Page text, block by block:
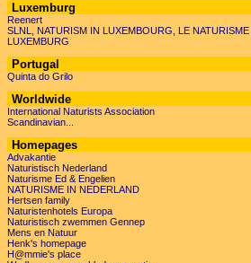
Luxemburg
Reenert
SLNL, NATURISM IN LUXEMBOURG, LE
LUXEMBURG
Portugal
Quinta do Grilo
Worldwide
International Naturists Association
Scandinavian...
Homepages
Advakantie
Naturistisch Nederland
Naturisme Ed & Engelien
NATURISME IN NEDERLAND
Hertsen family
Naturistenhotels Europa
Naturistisch zwemmen Gennep
Mens en Natuur
Henk's homepage
H@mmie's place